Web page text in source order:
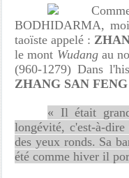
BODHIDARMA,
taoïste appelé :
le mont Wudangau
(960-1279) Dans
ZHANG SAN FENG
« Il était
longévité, c'est-à-
des yeux ronds. Sa
été comme hiver il